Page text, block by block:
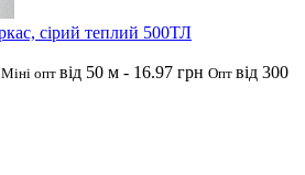
сірий теплий 500ТЛ
Міні опт від 50 м - 16.97 грн Опт від 300